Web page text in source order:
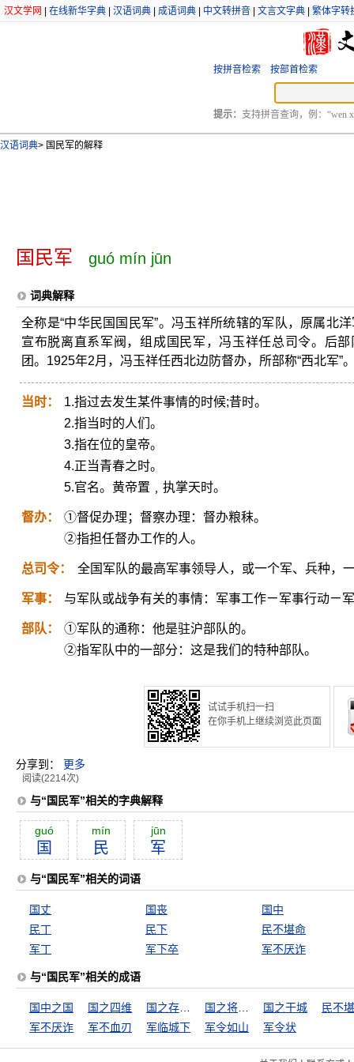
汉文学网 在线新华字典 汉语词典 成语词典 中文转拼音 文言文字典 繁体字转
按拼音检索 按部首检索
提示： 支持拼音查询，例：“wen
汉语词典> 国民军的解释
国民军 guó mín jūn
词典解释
全称是“中华民国国民军”。冯玉祥所统辖的军队，原属北
宣布脱离直系军阀，组成国民军，冯玉祥任总司令。后
团。1925年2月，冯玉祥任西北边防督办，所部称“西北军”
当时：
1.指过去发生某件事情的时候;昔时。
2.指当时的人们。
3.指在位的皇帝。
4.正当青春之时。
5.官名。黄帝置﹐执掌天时。
督办：
①督促办理；督察办理：督办粮秣。
②指担任督办工作的人。
总司令： 全国军队的最高军事领导人，或一个军、兵种，
军事： 与军队或战争有关的事情：军事工作ㄧ军事行动ㄧ
部队：
①军队的通称：他是驻沪部队的。
②指军队中的一部分：这是我们的特种部队。
试试手机扫一扫
在你手机上继续浏览此页面
分享到： 更多
阅读(2214次)
与“国民军”相关的字典解释
guó
国
mín
民
jūn
军
与“国民军”相关的词语
国丈 国丧
国中
民丁
民下
民不堪命
军丁
军下卒 军不厌诈
与“国民军”相关的成语
国中之国 国之四维 国之干城
民不
军不厌诈
军不血刃 军临城下 军令如山 军令状